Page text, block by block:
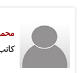
ضد دعاة الحرية
عليهم في التعبير
والإقصاء ضد كل من